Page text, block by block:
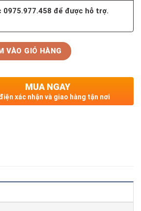
0975.977.458 để được hỗ trợ.
VÀO GIỎ HÀNG
MUA NGAY
xác nhận và giao hàng tận nơi